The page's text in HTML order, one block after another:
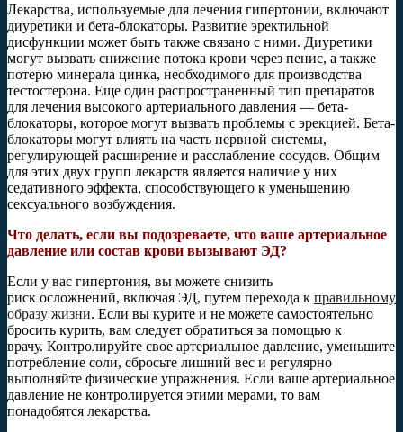
Лекарства, используемые для лечения гипертонии, включают
диуретики и бета-блокаторы. Развитие эректильной
дисфункции может быть также связано с ними. Диуретики
могут вызвать снижение потока крови через пенис, а также
потерю минерала цинка, необходимого для производства
тестостерона. Еще один распространенный тип препаратов
для лечения высокого артериального давления — бета-
блокаторы, которое могут вызвать проблемы с эрекцией. Бета-
блокаторы могут влиять на часть нервной системы,
регулирующей расширение и расслабление сосудов. Общим
для этих двух групп лекарств является наличие у них
седативного эффекта, способствующего к уменьшению
сексуального возбуждения.
Что делать, если вы подозреваете, что ваше артериальное
давление или состав крови вызывают ЭД?
Если у вас гипертония, вы можете снизить
риск осложнений, включая ЭД, путем перехода к правильному
образу жизни. Если вы курите и не можете самостоятельно
бросить курить, вам следует обратиться за помощью к
врачу. Контролируйте свое артериальное давление, уменьшите
потребление соли, сбросьте лишний вес и регулярно
выполняйте физические упражнения. Если ваше артериальное
давление не контролируется этими мерами, то вам
понадобятся лекарства.